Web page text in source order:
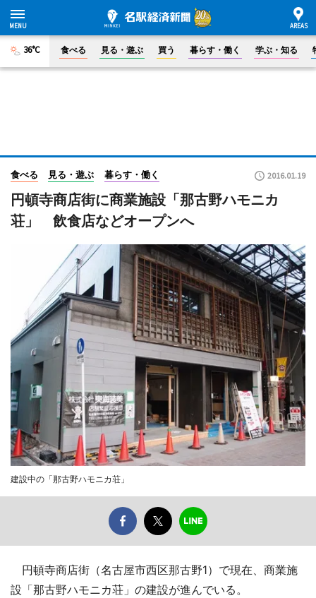
36°C 食べる 見る・遊ぶ 買う 暮らす・働く 学ぶ・知る
食べる 見る・遊ぶ 暮らす・働く 2016.01.19
円頓寺商店街に商業施設「那古野ハモニカ
荘」 飲食店などオープンへ
建設中の「那古野ハモニカ荘」
円頓寺商店街（名古屋市西区那古野1）で現在、商業施
設「那古野ハモニカ荘」の建設が進んでいる。